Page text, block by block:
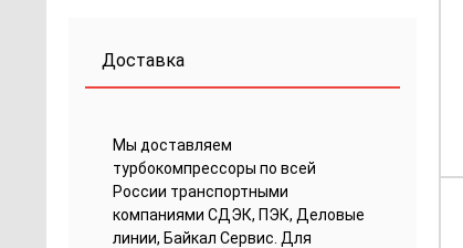
Доставка
Мы доставляем
турбокомпрессоры по всей
России транспортными
компаниями СДЭК, ПЭК, Деловые
линии, Байкал Сервис. Для